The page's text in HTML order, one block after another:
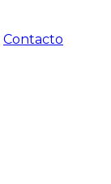
Contacto